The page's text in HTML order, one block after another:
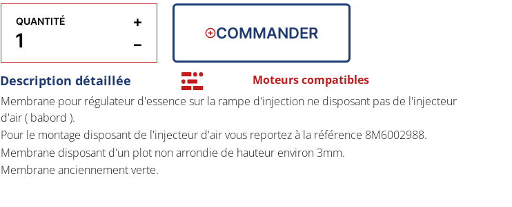
Pour le montage disposant de l'injecteur d'air vous reportez à la référence
8M6002988.
Membrane disposant d'un plot non arrondie de hauteur environ 3mm.
Membrane anciennement verte.
QUANTITÉ
−
+
COMMANDER
Description détaillée
Moteurs compatibles
Membrane pour régulateur d'essence sur la rampe d'injection ne disposant pas de l'injecteur
d'air ( babord ).
Pour le montage disposant de l'injecteur d'air vous reportez à la référence 8M6002988.
Membrane disposant d'un plot non arrondie de hauteur environ 3mm.
Membrane anciennement verte.